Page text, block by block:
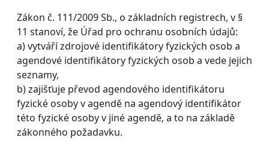
Zákon č. 111/2009 Sb., o základních registrech, v §
11 stanoví, že Úřad pro ochranu osobních údajů:
a) vytváří zdrojové identifikátory fyzických osob a
agendové identifikátory fyzických osob a vede jejich
seznamy,
b) zajišťuje převod agendového identifikátoru
fyzické osoby v agendě na agendový identifikátor
této fyzické osoby v jiné agendě, a to na základě
zákonného požadavku.